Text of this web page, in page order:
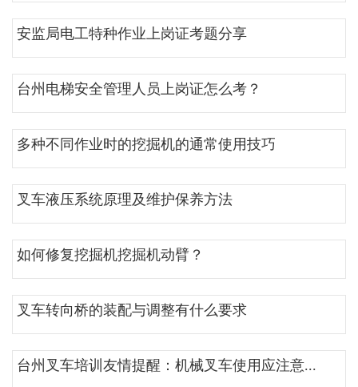
安监局电工特种作业上岗证考题分享
台州电梯安全管理人员上岗证怎么考？
多种不同作业时的挖掘机的通常使用技巧
叉车液压系统原理及维护保养方法
如何修复挖掘机挖掘机动臂？
叉车转向桥的装配与调整有什么要求
台州叉车培训友情提醒：机械叉车使用应注意...